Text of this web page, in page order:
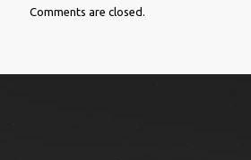
Comments are closed.